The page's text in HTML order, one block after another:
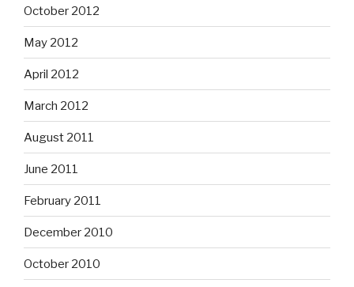
October 2012
May 2012
April 2012
March 2012
August 2011
June 2011
February 2011
December 2010
October 2010